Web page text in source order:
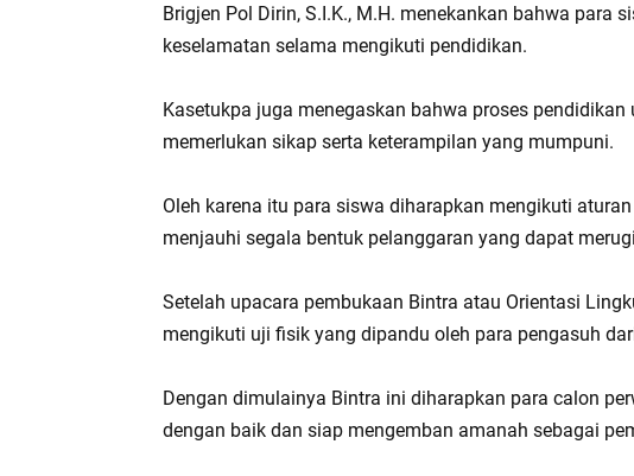
Brigjen Pol Dirin, S.I.K., M.H. menekankan bahwa para
keselamatan selama mengikuti pendidikan.
Kasetukpa juga menegaskan bahwa proses
memerlukan sikap serta keterampilan yang mumpuni.
Oleh karena itu para siswa diharapkan mengikuti
menjauhi segala bentuk pelanggaran yang dapat
Setelah upacara pembukaan Bintra atau Orientasi
mengikuti uji fisik yang dipandu oleh para pengasuh
Dengan dimulainya Bintra ini diharapkan para calon
dengan baik dan siap mengemban amanah sebagai